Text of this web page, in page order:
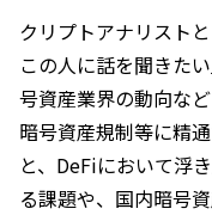
クリプトアナリスト
この人に話を聞きた
号資産業界の動向な
暗号資産規制等に精
と、DeFiにおいて浮
る課題や、国内暗号